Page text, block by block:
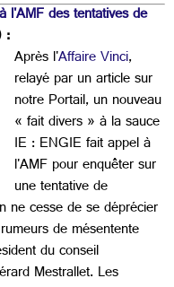
l'AMF des tentatives de
:
Après l'Affaire Vinci,
relayé par un article sur
notre Portail, un nouveau
« fait divers » à la sauce
IE : ENGIE fait appel à
l'AMF pour enquêter sur
une tentative de
ne cesse de se déprécier
de mésentente
du conseil
Mestrallet. Les